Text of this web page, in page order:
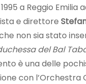
a Reggio
e direttore
non sia stato
del Bal
è una delle
con l’Orchestra